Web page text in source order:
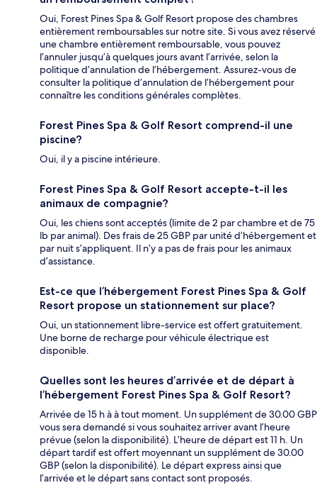
Oui, Forest Pines Spa & Golf Resort propose des chambres
entièrement remboursables sur notre site. Si vous avez réservé
une chambre entièrement remboursable, vous pouvez
l’annuler jusqu’à quelques jours avant l’arrivée, selon la
politique d’annulation de l’hébergement. Assurez-vous de
consulter la politique d’annulation de l’hébergement pour
connaître les conditions générales complètes.
Forest Pines Spa & Golf Resort comprend-il une
piscine?
Oui, il y a piscine intérieure.
Forest Pines Spa & Golf Resort accepte-t-il les
animaux de compagnie?
Oui, les chiens sont acceptés (limite de 2 par chambre et de 75
lb par animal). Des frais de 25 GBP par unité d’hébergement et
par nuit s’appliquent. Il n’y a pas de frais pour les animaux
d’assistance.
Est-ce que l’hébergement Forest Pines Spa & Golf
Resort propose un stationnement sur place?
Oui, un stationnement libre-service est offert gratuitement.
Une borne de recharge pour véhicule électrique est
disponible.
Quelles sont les heures d’arrivée et de départ à
l’hébergement Forest Pines Spa & Golf Resort?
Arrivée de 15 h à à tout moment. Un supplément de 30.00 GBP
vous sera demandé si vous souhaitez arriver avant l’heure
prévue (selon la disponibilité). L’heure de départ est 11 h. Un
départ tardif est offert moyennant un supplément de 30.00
GBP (selon la disponibilité). Le départ express ainsi que
l’arrivée et le départ sans contact sont proposés.